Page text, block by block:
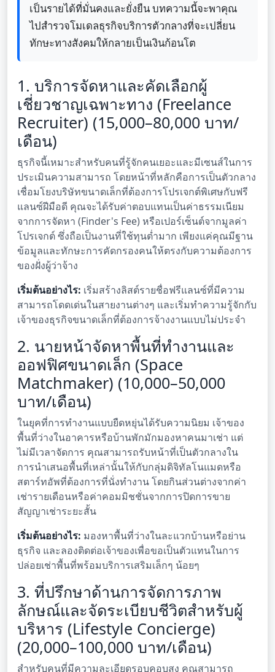
เป็นรายได้ที่มั่นคงและยั่งยืน บทความนี้จะพาคุณ
ไปสำรวจโมเดลธุรกิจบริการตัวกลางที่จะเปลี่ยน
ทักษะทางสังคมให้กลายเป็นเงินก้อนโต
1. บริการจัดหาและคัดเลือกผู้
เชี่ยวชาญเฉพาะทาง (Freelance
Recruiter) (15,000–80,000 บาท/
เดือน)
ธุรกิจนี้เหมาะสำหรับคนที่รู้จักคนเยอะและมีเซนส์ในการ
ประเมินความสามารถ โดยหน้าที่หลักคือการเป็นตัวกลาง
เชื่อมโยงบริษัทขนาดเล็กที่ต้องการโปรเจกต์พิเศษกับฟรี
แลนซ์ฝีมือดี คุณจะได้รับค่าตอบแทนเป็นค่าธรรมเนียม
จากการจัดหา (Finder's Fee) หรือเปอร์เซ็นต์จากมูลค่า
โปรเจกต์ ซึ่งถือเป็นงานที่ใช้ทุนต่ำมาก เพียงแค่คุณมีฐาน
ข้อมูลและทักษะการคัดกรองคนให้ตรงกับความต้องการ
ของฝั่งผู้ว่าจ้าง
เริ่มต้นอย่างไร: เริ่มสร้างลิสต์รายชื่อฟรีแลนซ์ที่มีความ
สามารถโดดเด่นในสายงานต่างๆ และเริ่มทำความรู้จักกับ
เจ้าของธุรกิจขนาดเล็กที่ต้องการจ้างงานแบบไม่ประจำ
2. นายหน้าจัดหาพื้นที่ทำงานและ
ออฟฟิศขนาดเล็ก (Space
Matchmaker) (10,000–50,000
บาท/เดือน)
ในยุคที่การทำงานแบบยืดหยุ่นได้รับความนิยม เจ้าของ
พื้นที่ว่างในอาคารหรือบ้านพักมักมองหาคนมาเช่า แต่
ไม่มีเวลาจัดการ คุณสามารถรับหน้าที่เป็นตัวกลางใน
การนำเสนอพื้นที่เหล่านั้นให้กับกลุ่มดิจิทัลโนแมดหรือ
สตาร์ทอัพที่ต้องการที่นั่งทำงาน โดยกินส่วนต่างจากค่า
เช่ารายเดือนหรือค่าคอมมิชชั่นจากการปิดการขาย
สัญญาเช่าระยะสั้น
เริ่มต้นอย่างไร: มองหาพื้นที่ว่างในละแวกบ้านหรือย่าน
ธุรกิจ และลองติดต่อเจ้าของเพื่อขอเป็นตัวแทนในการ
ปล่อยเช่าพื้นที่พร้อมบริการเสริมเล็กๆ น้อยๆ
3. ที่ปรึกษาด้านการจัดการภาพ
ลักษณ์และจัดระเบียบชีวิตสำหรับผู้
บริหาร (Lifestyle Concierge)
(20,000–100,000 บาท/เดือน)
สำหรับคนที่มีความละเอียดรอบคอบสูง คุณสามารถ